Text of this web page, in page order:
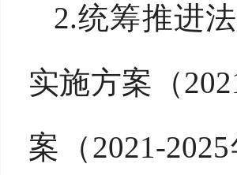
2.统筹推进
实施方案（
案（2021-